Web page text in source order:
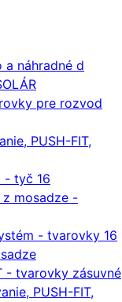
a náhradné d
pre rozvod
PUSH-FIT,
- tyč 16
z mosadze -
- tvarovky 16
- tvarovky zásuvné
PUSH-FIT,